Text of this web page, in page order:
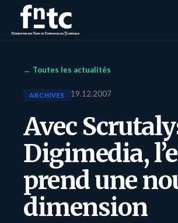
← Toutes les actualités
ARCHIVES 19.12.2007
Avec
Digimedia,
prend une
dimension